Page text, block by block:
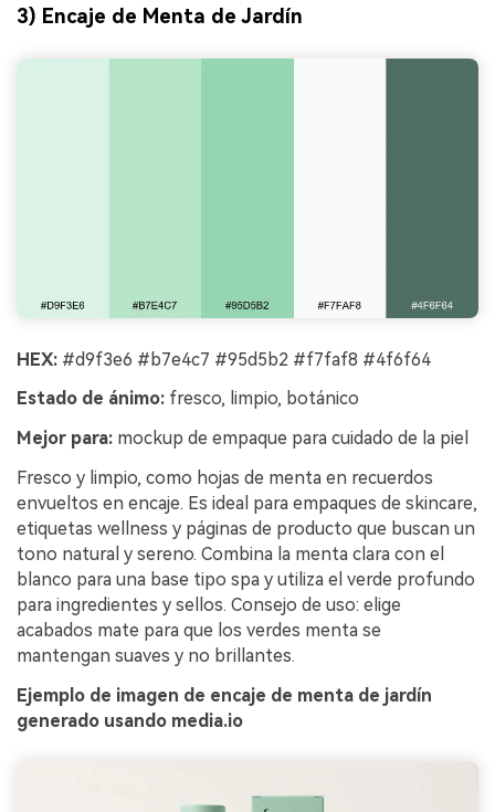
3) Encaje de Menta de Jardín
HEX: #d9f3e6 #b7e4c7 #95d5b2 #f7faf8 #4f6f64
Estado de ánimo: fresco, limpio, botánico
Mejor para: mockup de empaque para cuidado de la piel
Fresco y limpio, como hojas de menta en recuerdos
envueltos en encaje. Es ideal para empaques de skincare,
etiquetas wellness y páginas de producto que buscan un
tono natural y sereno. Combina la menta clara con el
blanco para una base tipo spa y utiliza el verde profundo
para ingredientes y sellos. Consejo de uso: elige
acabados mate para que los verdes menta se
mantengan suaves y no brillantes.
Ejemplo de imagen de encaje de menta de jardín
generado usando media.io